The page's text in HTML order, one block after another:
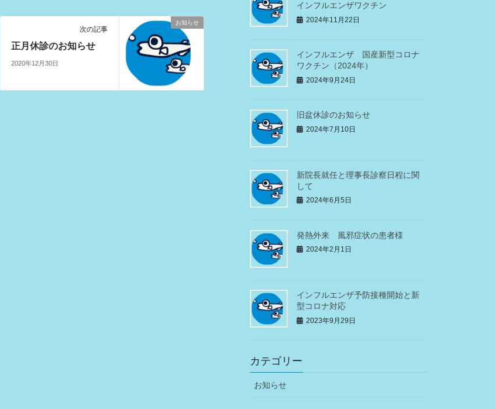
お知らせ
次の記事
正月休診のお知らせ
2020年12月30日
インフルエンザワクチン
2024年11月22日
インフルエンザ 国産新型コロナ
ワクチン（2024年）
2024年9月24日
旧盆休診のお知らせ
2024年7月10日
新院長就任と理事長診察日程に関
して
2024年6月5日
発熱外来 風邪症状の患者様
2024年2月1日
インフルエンザ予防接種開始と新
型コロナ対応
2023年9月29日
カテゴリー
お知らせ